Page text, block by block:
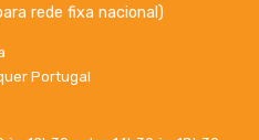
rede fixa nacional)
Portugal